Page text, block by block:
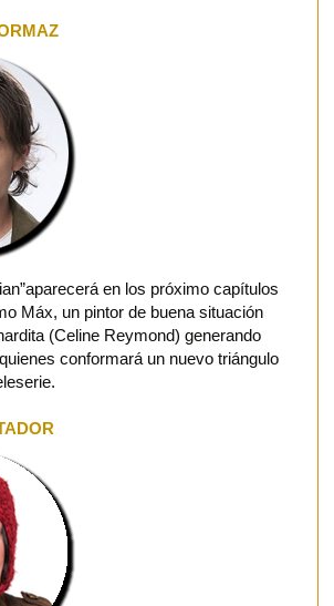
en los próximo capítulos
Máx, un pintor de buena situación
(Celine Reymond) generando
conformará un nuevo triángulo